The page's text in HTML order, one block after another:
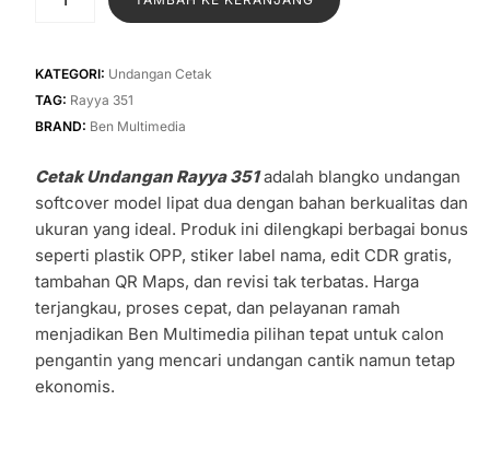
Rp1.400.adalah:
Rayya
351
KATEGORI: Undangan Cetak
TAG: Rayya 351
BRAND: Ben Multimedia
Cetak Undangan Rayya 351adalah blangko undangan
softcover model lipat dua dengan bahan berkualitas dan
ukuran yang ideal. Produk ini dilengkapi berbagai bonus
seperti plastik OPP, stiker label nama, edit CDR gratis,
tambahan QR Maps, dan revisi tak terbatas. Harga
terjangkau, proses cepat, dan pelayanan ramah
menjadikan Ben Multimedia pilihan tepat untuk calon
pengantin yang mencari undangan cantik namun tetap
ekonomis.